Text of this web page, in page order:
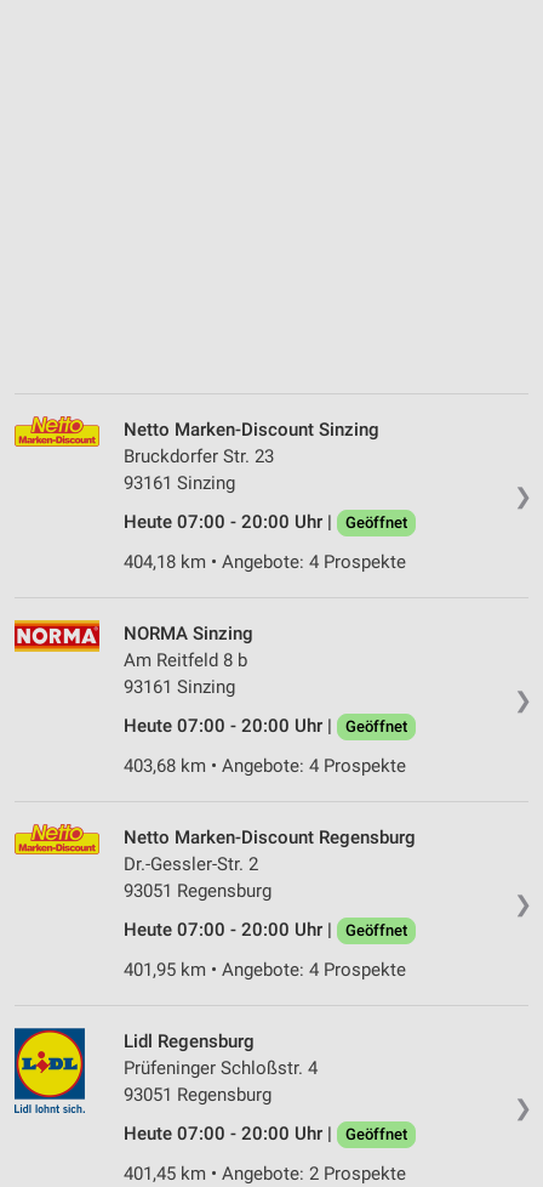
❯
Netto Marken-Discount Sinzing
Bruckdorfer Str. 23
93161 Sinzing
Heute 07:00 - 20:00 Uhr |
Geöffnet
404,18 km • Angebote: 4 Prospekte
❯
NORMA Sinzing
Am Reitfeld 8 b
93161 Sinzing
Heute 07:00 - 20:00 Uhr |
Geöffnet
403,68 km • Angebote: 4 Prospekte
❯
Netto Marken-Discount Regensburg
Dr.-Gessler-Str. 2
93051 Regensburg
Heute 07:00 - 20:00 Uhr |
Geöffnet
401,95 km • Angebote: 4 Prospekte
❯
Lidl Regensburg
Prüfeninger Schloßstr. 4
93051 Regensburg
Heute 07:00 - 20:00 Uhr |
Geöffnet
401,45 km • Angebote: 2 Prospekte